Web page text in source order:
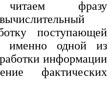
фразу
поступающей
именно одной из
информации
фактических